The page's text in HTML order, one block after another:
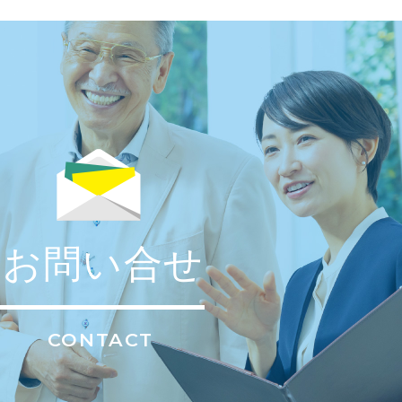
お問い合せ
CONTACT